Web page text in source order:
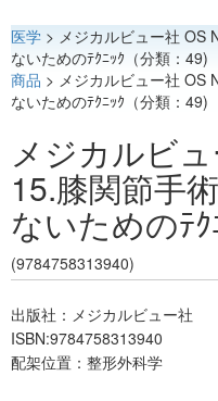
医学
看護
レジデント
医学 > メジカルビュー社 OS
ないためのﾃｸﾆｯｸ（分類：49)
商品 > メジカルビュー社 OS
ないためのﾃｸﾆｯｸ（分類：49)
メジカルビ
15.膝関節手
ないためのﾃ
(9784758313940)
出版社：メジカルビュー社
ISBN:9784758313940
配架位置：整形外科学